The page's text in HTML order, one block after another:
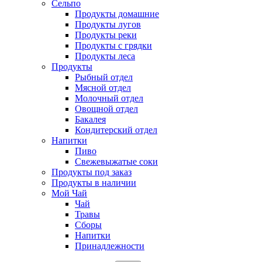
Сельпо
Продукты домашние
Продукты лугов
Продукты реки
Продукты с грядки
Продукты леса
Продукты
Рыбный отдел
Мясной отдел
Молочный отдел
Овощной отдел
Бакалея
Кондитерский отдел
Напитки
Пиво
Cвежевыжатые соки
Продукты под заказ
Продукты в наличии
Мой Чай
Чай
Травы
Сборы
Напитки
Принадлежности